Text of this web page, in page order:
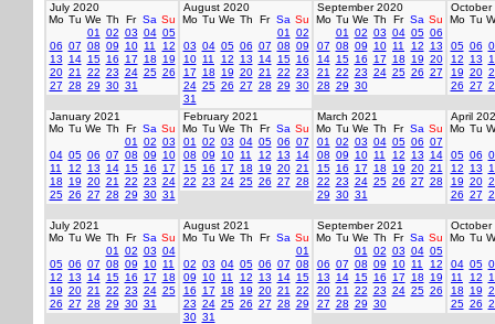
July 2020
Mo Tu We Th Fr Sa Su
01
02 03 04 05
06 07 08 09 10 11
12
13
14 15 16 17 18
19
20 21 22 23 24 25 26
27 28 29 30 31
August 2020
Mo Tu We Th Fr Sa Su
01
02
03 04 05 06 07 08 09
10 11 12 13 14 15 16
17
18 19 20 21 22 23
24 25 26 27 28 29 30
31
September 2020
Mo Tu We Th Fr Sa Su
01
02 03 04 05 06
07 08 09 10 11 12
13
14 15 16 17 18 19 20
21
22 23 24 25 26 27
28 29 30
October
Mo Tu
05 06
12
13
19 20
26 27
January 2021
Mo Tu We Th Fr Sa Su
01
02 03
04 05 06 07 08 09
10
11
12 13 14 15 16
17
18
19 20 21 22 23 24
25 26 27 28 29 30 31
February 2021
Mo Tu We Th Fr Sa Su
01
02 03 04 05 06 07
08 09 10 11 12 13
14
15 16 17 18 19 20 21
22 23 24 25 26 27 28
March 2021
Mo Tu We Th Fr Sa Su
01
02 03 04 05 06 07
08 09 10 11 12 13
14
15 16 17 18 19 20 21
22 23 24 25 26 27 28
29 30 31
April
Mo Tu
05 06
12
13
19 20
26 27
July 2021
Mo Tu We Th Fr Sa Su
01
02 03 04
05 06 07 08 09 10 11
12
13 14 15 16 17
18
19 20 21 22 23 24 25
26 27 28 29 30 31
August 2021
Mo Tu We Th Fr Sa Su
01
02 03 04 05 06 07 08
09
10 11 12 13 14 15
16
17 18 19 20 21
22
23 24 25 26 27 28 29
30 31
September 2021
Mo Tu We Th Fr Sa Su
01
02 03 04 05
06 07 08 09 10 11
12
13
14 15 16 17 18
19
20 21 22 23 24 25 26
27 28 29 30
October
Mo Tu
04 05
11
12
18
19
25 26